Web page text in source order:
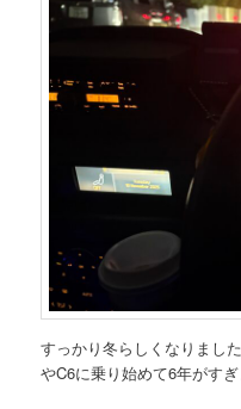
すっかり冬らしくなりまし
やC6に乗り始めて6年がすぎ